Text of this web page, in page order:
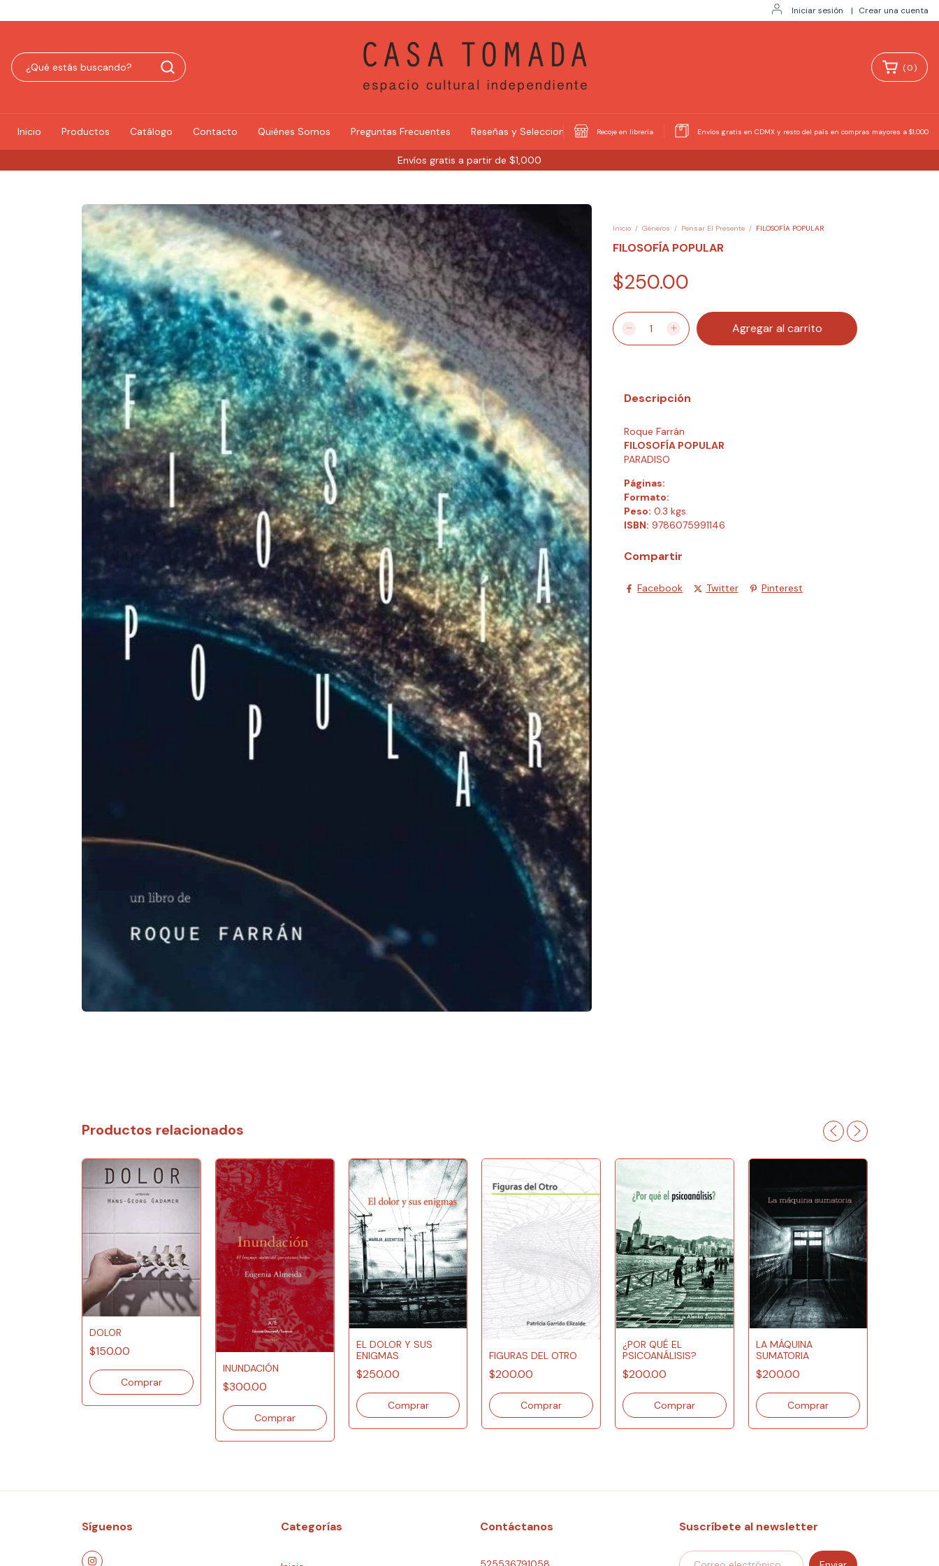
Iniciar sesión | Crear una cuenta
Envíos gratis a partir de $1,000
(0)
Inicio Productos Catálogo Contacto Quiénes Somos Preguntas Frecuentes Reseñas y Selecciones Recoje en librería Envíos gratis en CDMX y resto del país en compras mayores a $1,000
Inicio / Géneros / Pensar El Presente / FILOSOFÍA POPULAR
FILOSOFÍA POPULAR
$250.00
Descripción
Roque Farrán
FILOSOFÍA POPULAR
PARADISO
Páginas:
Formato:
Peso: 0.3 kgs.
ISBN: 9786075991146
Compartir
Facebook Twitter Pinterest
Productos relacionados
DOLOR
$150.00
INUNDACIÓN
$300.00
EL DOLOR Y SUS
ENIGMAS
$250.00
FIGURAS DEL OTRO
$200.00
¿POR QUÉ EL
PSICOANÁLISIS?
$200.00
LA MÁQUINA
SUMATORIA
$200.00
Síguenos Categorías Contáctanos Suscríbete al newsletter